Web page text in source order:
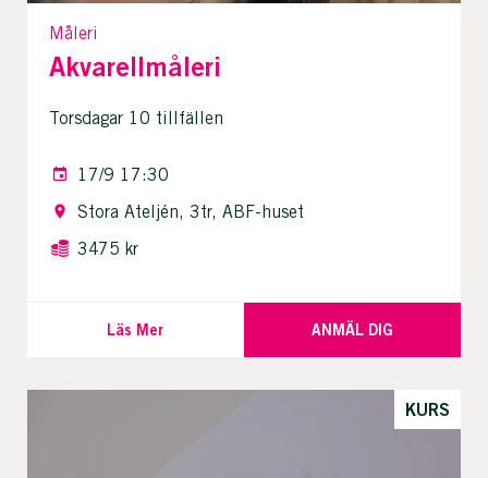
Måleri
Akvarellmåleri
Torsdagar 10 tillfällen
17/9 17:30
Stora Ateljén, 3tr, ABF-huset
3475 kr
Läs Mer ANMÄL DIG
KURS